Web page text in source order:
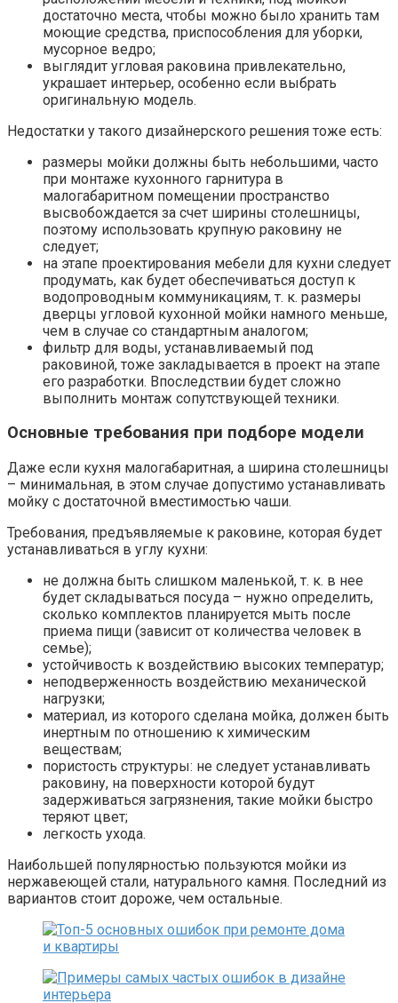
достаточно места, чтобы можно было хранить там
моющие средства, приспособления для уборки,
мусорное ведро;
выглядит угловая раковина привлекательно,
украшает интерьер, особенно если выбрать
оригинальную модель.
Недостатки у такого дизайнерского решения тоже есть:
размеры мойки должны быть небольшими, часто
при монтаже кухонного гарнитура в
малогабаритном помещении пространство
высвобождается за счет ширины столешницы,
поэтому использовать крупную раковину не
следует;
на этапе проектирования мебели для кухни следует
продумать, как будет обеспечиваться доступ к
водопроводным коммуникациям, т. к. размеры
дверцы угловой кухонной мойки намного меньше,
чем в случае со стандартным аналогом;
фильтр для воды, устанавливаемый под
раковиной, тоже закладывается в проект на этапе
его разработки. Впоследствии будет сложно
выполнить монтаж сопутствующей техники.
Основные требования при подборе модели
Даже если кухня малогабаритная, а ширина столешницы
– минимальная, в этом случае допустимо устанавливать
мойку с достаточной вместимостью чаши.
Требования, предъявляемые к раковине, которая будет
устанавливаться в углу кухни:
не должна быть слишком маленькой, т. к. в нее
будет складываться посуда – нужно определить,
сколько комплектов планируется мыть после
приема пищи (зависит от количества человек в
семье);
устойчивость к воздействию высоких температур;
неподверженность воздействию механической
нагрузки;
материал, из которого сделана мойка, должен быть
инертным по отношению к химическим
веществам;
пористость структуры: не следует устанавливать
раковину, на поверхности которой будут
задерживаться загрязнения, такие мойки быстро
теряют цвет;
легкость ухода.
Наибольшей популярностью пользуются мойки из
нержавеющей стали, натурального камня. Последний из
вариантов стоит дороже, чем остальные.